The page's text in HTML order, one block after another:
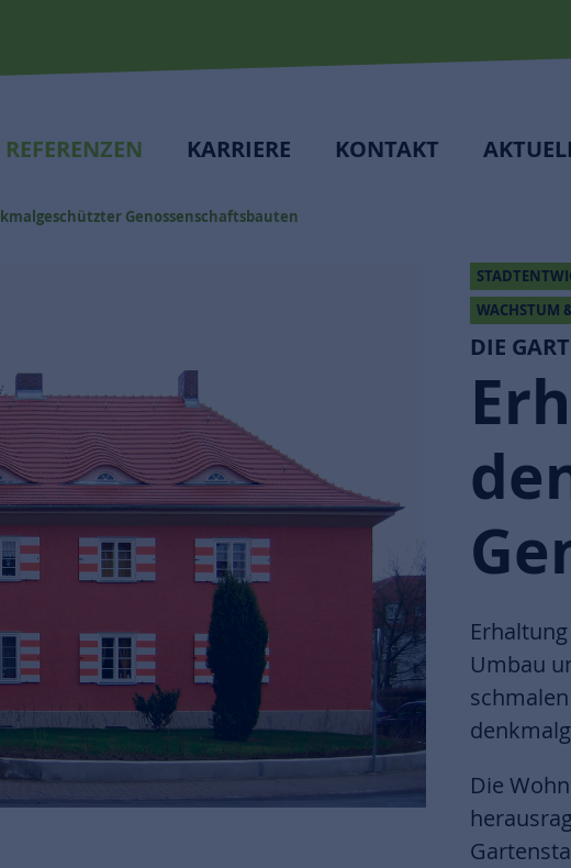
REFERENZEN KARRIERE KONTAKT
Genossenschaftsbauten
WACHSTUM
DIE
Umbau
Die